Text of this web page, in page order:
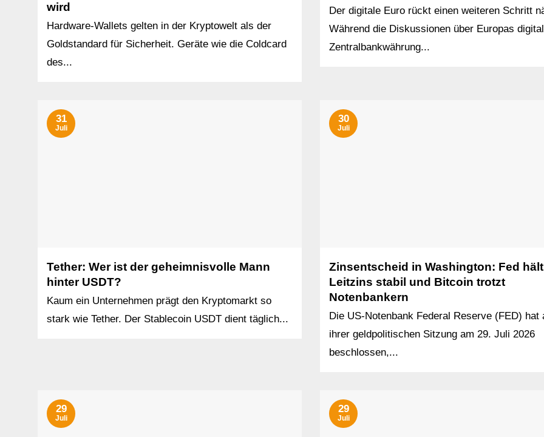
wird
Hardware-Wallets gelten in der Kryptowelt als der
Goldstandard für Sicherheit. Geräte wie die Coldcard
des...
Der digitale Euro rückt einen weiteren Schritt
Während die Diskussionen über Europas
Zentralbankwährung...
Tether: Wer ist der geheimnisvolle Mann
hinter USDT?
Kaum ein Unternehmen prägt den Kryptomarkt so
stark wie Tether. Der Stablecoin USDT dient täglich...
31
Juli
Zinsentscheid in Washington: Fed
Leitzins stabil und Bitcoin trotzt
Notenbankern
Die US-Notenbank Federal Reserve (FED) hat
ihrer geldpolitischen Sitzung am 29. Juli 2026
beschlossen,...
30
Juli
29
Juli
29
Juli